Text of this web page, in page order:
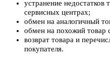
устранение недостатков
сервисных центрах;
обмен на аналогичный
обмен на похожий товар
возврат товара и
покупателя.